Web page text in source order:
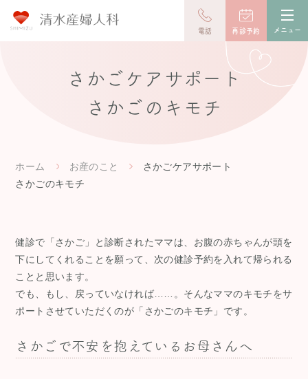
電話 再診予約 メニュー
さかごケアサポート
さかごのキモチ
ホーム お産のこと
さかごケアサポート
さかごのキモチ
健診で「さかご」と診断されたママは、お腹の赤ちゃんが頭を
下にしてくれることを願って、次の健診予約を入れて帰られる
ことと思います。
でも、もし、戻っていなければ……。そんなママのキモチをサ
ポートさせていただくのが「さかごのキモチ」です。
さかごで不安を抱えているお母さんへ